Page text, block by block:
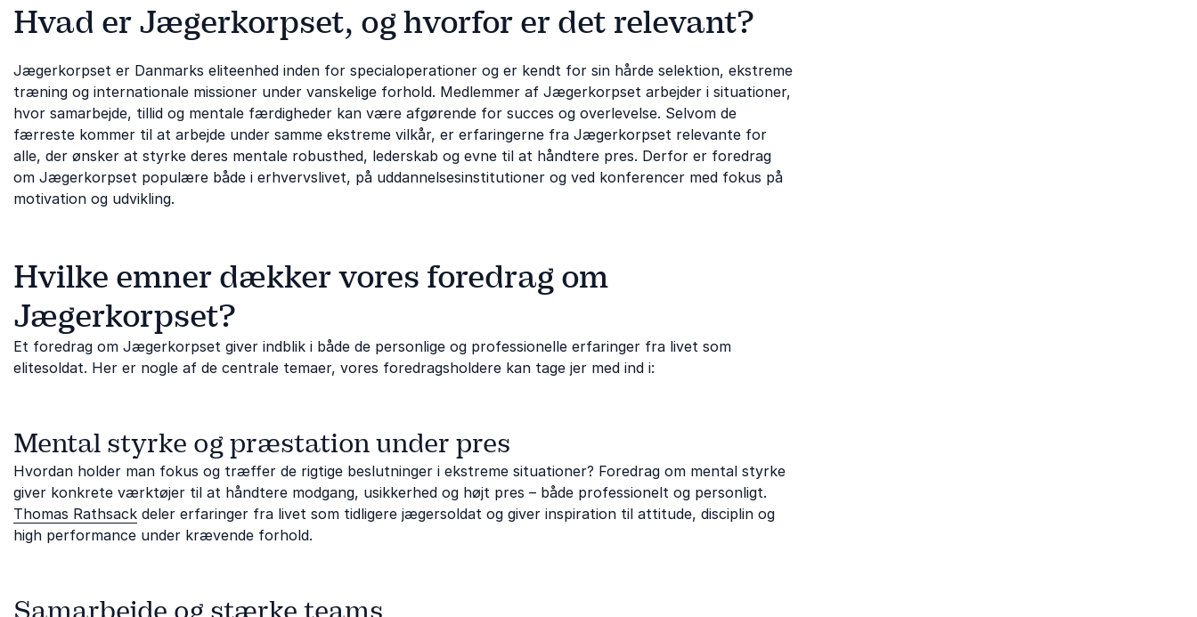
Hvad er Jægerkorpset, og hvorfor er det relevant?
Jægerkorpset er Danmarks eliteenhed inden for specialoperationer og er kendt for sin hårde selektion, ekstreme
træning og internationale missioner under vanskelige forhold. Medlemmer af Jægerkorpset arbejder i situationer,
hvor samarbejde, tillid og mentale færdigheder kan være afgørende for succes og overlevelse. Selvom de
færreste kommer til at arbejde under samme ekstreme vilkår, er erfaringerne fra Jægerkorpset relevante for
alle, der ønsker at styrke deres mentale robusthed, lederskab og evne til at håndtere pres. Derfor er foredrag
om Jægerkorpset populære både i erhvervslivet, på uddannelsesinstitutioner og ved konferencer med fokus på
motivation og udvikling.
Hvilke emner dækker vores foredrag om
Jægerkorpset?
Et foredrag om Jægerkorpset giver indblik i både de personlige og professionelle erfaringer fra livet som
elitesoldat. Her er nogle af de centrale temaer, vores foredragsholdere kan tage jer med ind i:
Mental styrke og præstation under pres
Hvordan holder man fokus og træffer de rigtige beslutninger i ekstreme situationer? Foredrag om mental styrke
giver konkrete værktøjer til at håndtere modgang, usikkerhed og højt pres – både professionelt og personligt.
Thomas Rathsack deler erfaringer fra livet som tidligere jægersoldat og giver inspiration til attitude, disciplin og
high performance under krævende forhold.